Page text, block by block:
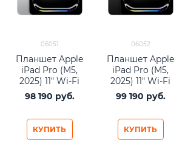
06051
Планшет Apple
iPad Pro (M5,
2025) 11" Wi-Fi
256Gb Silver
98 190 руб.
КУПИТЬ
06052
Планшет Apple
iPad Pro (M5,
2025) 11" Wi-Fi
256Gb Space
Black
99 190 руб.
КУПИТЬ